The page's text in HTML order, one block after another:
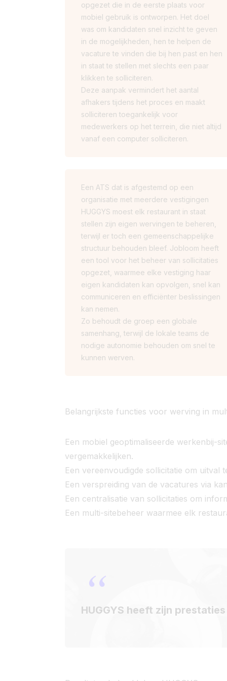
opgezet die in de eerste plaats voor
mobiel gebruik is ontworpen. Het doel
was om kandidaten snel inzicht te geven
in de mogelijkheden, hen te helpen de
vacature te vinden die bij hen past en hen
in staat te stellen met slechts een paar
klikken te solliciteren.
Deze aanpak vermindert het aantal
afhakers tijdens het proces en maakt
solliciteren toegankelijk voor
medewerkers op het terrein, die niet altijd
vanaf een computer solliciteren.
Een ATS dat is afgestemd op een
organisatie met meerdere vestigingen
HUGGYS moest elk restaurant in staat
stellen zijn eigen wervingen te beheren,
terwijl er toch een gemeenschappelijke
structuur behouden bleef. Jobloom heeft
een tool voor het beheer van sollicitaties
opgezet, waarmee elke vestiging haar
eigen kandidaten kan opvolgen, snel kan
communiceren en efficiënter beslissingen
kan nemen.
Zo behoudt de groep een globale
samenhang, terwijl de lokale teams de
nodige autonomie behouden om snel te
kunnen werven.
Belangrijkste functies voor werving in
Een mobiel geoptimaliseerde werkenbij-
vergemakkelijken.
Een vereenvoudigde sollicitatie om
Een verspreiding van de vacatures via
Een centralisatie van sollicitaties om
Een multi-sitebeheer waarmee elk
“
HUGGYS heeft zijn